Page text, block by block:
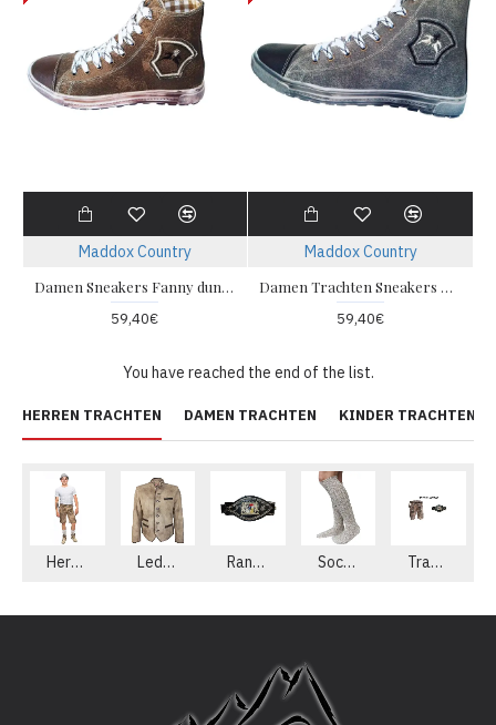
Maddox Country
Damen Sneakers Fanny dunkelbraun
59,40€
Maddox Country
Damen Trachten Sneakers Grau
59,40€
You have reached the end of the list.
HERREN TRACHTEN DAMEN TRACHTEN KINDER TRACHTEN
Herren Lederhosen aus echtem Leder Lederjacke Ranzen - Gürtel Socken Trachten Sets